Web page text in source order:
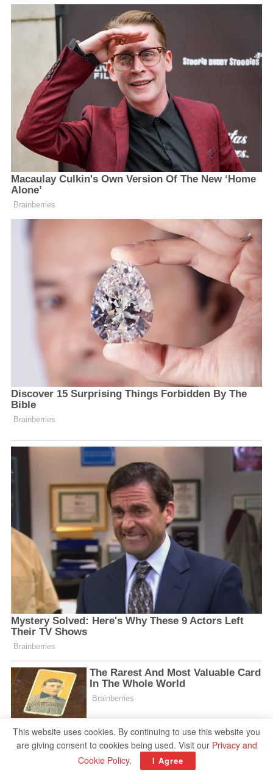
This website uses cookies. By continuing to use this website you
are giving consent to cookies being used. Visit our Privacy and
Cookie Policy. I Agree